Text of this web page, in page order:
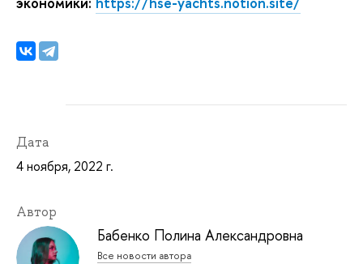
Дата
4 ноября, 2022 г.
Автор
Бабенко Полина Александровна
Все новости автора